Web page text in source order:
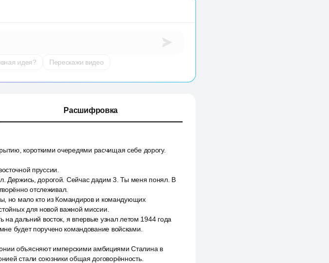
идея? Перескажи видео
Расшифровка
короткими очередями расчищая себе дорогу.
пруссии.
Держись, дорогой. Сейчас дадим 3. Ты меня понял. В
отслеживал.
но мало кто из Командиров и командующих
для новой важной миссии.
на дальний восток, я впервые узнал летом 1944 года
будет поручено командование войсками.
объясняют имперскими амбициями Сталина в
стали союзники общая договорённость.